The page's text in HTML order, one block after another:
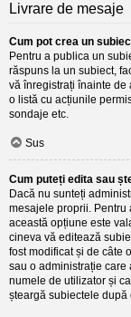
Livrare de mesaje
Cum pot crea un
Pentru a publica un
răspuns la un subiect,
vă înregistrați înainte de
o listă cu acțiunile
sondaje etc.
Sus
Cum puteți edita sau
Dacă nu sunteți
mesajele proprii. Pentru
această opțiune este
cineva vă editează
fost modificat și de câte
sau o administrație care
numele de utilizator și
șteargă subiectele